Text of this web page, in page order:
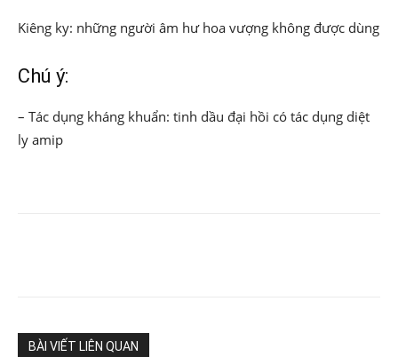
Kiêng ky: những người âm hư hoa vượng không được dùng
Chú ý:
– Tác dụng kháng khuẩn: tinh dầu đại hồi có tác dụng diệt
ly amip
BÀI VIẾT LIÊN QUAN